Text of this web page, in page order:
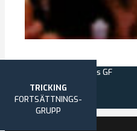
TRICKING
BAS
TRICKING
FORTSÄTTNINGS-
GRUPP
© 2026 Norrköpings GF